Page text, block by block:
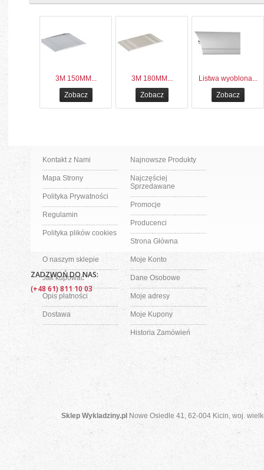
3M 150MM...
Zobacz
3M 180MM...
Zobacz
Listwa wyoblona...
Zobacz
Kontakt z Nami
Mapa Strony
Polityka Prywatności
Regulamin
Polityka plików cookies
Najnowsze Produkty
Najczęściej
Sprzedawane
Promocje
Producenci
Strona Główna
O naszym sklepie
Jak kupować
Opis płatności
Dostawa
Moje Konto
Dane Osobowe
Moje adresy
Moje Kupony
Historia Zamówień
Sklep Wykladziny.pl Nowe Osiedle 41, 62-004 Kicin, woj.
ZADZWOŃ DO NAS:
(+48 61) 811 10 03